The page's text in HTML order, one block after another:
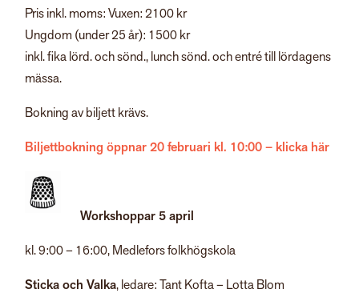
Pris inkl. moms: Vuxen: 2100 kr
Ungdom (under 25 år): 1500 kr
inkl. fika lörd. och sönd., lunch sönd. och entré till lördagens
mässa.
Bokning av biljett krävs.
Biljettbokning öppnar 20 februari kl. 10:00 – klicka här
Workshoppar 5 april
kl. 9:00 – 16:00, Medlefors folkhögskola
Sticka och Valka, ledare: Tant Kofta – Lotta Blom